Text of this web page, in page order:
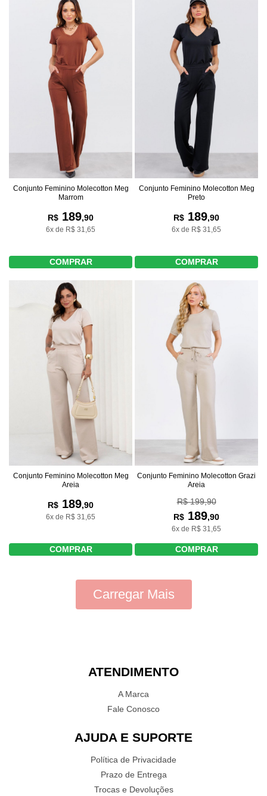
Conjunto Feminino Molecotton Meg
Marrom
R$ 189,90
6x de R$ 31,65
COMPRAR
Conjunto Feminino Molecotton Meg
Preto
R$ 189,90
6x de R$ 31,65
COMPRAR
Conjunto Feminino Molecotton Meg
Areia
R$ 189,90
6x de R$ 31,65
COMPRAR
Conjunto Feminino Molecotton Grazi
Areia
R$ 199,90
R$ 189,90
6x de R$ 31,65
COMPRAR
Carregar Mais
ATENDIMENTO
A Marca
Fale Conosco
AJUDA E SUPORTE
Política de Privacidade
Prazo de Entrega
Trocas e Devoluções